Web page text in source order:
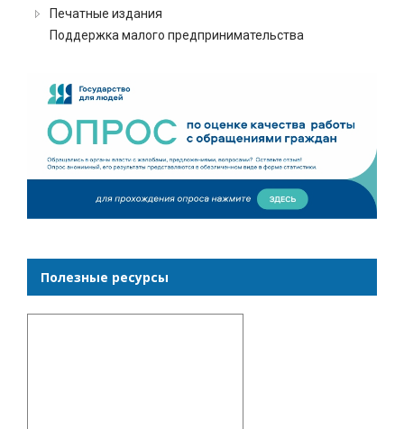
Печатные издания
Поддержка малого предпринимательства
Полезные ресурсы